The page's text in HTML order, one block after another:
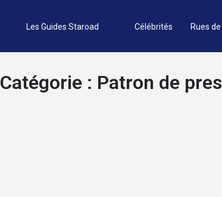
Les Guides Staroad Célébrités Rues
Catégorie : Patron de